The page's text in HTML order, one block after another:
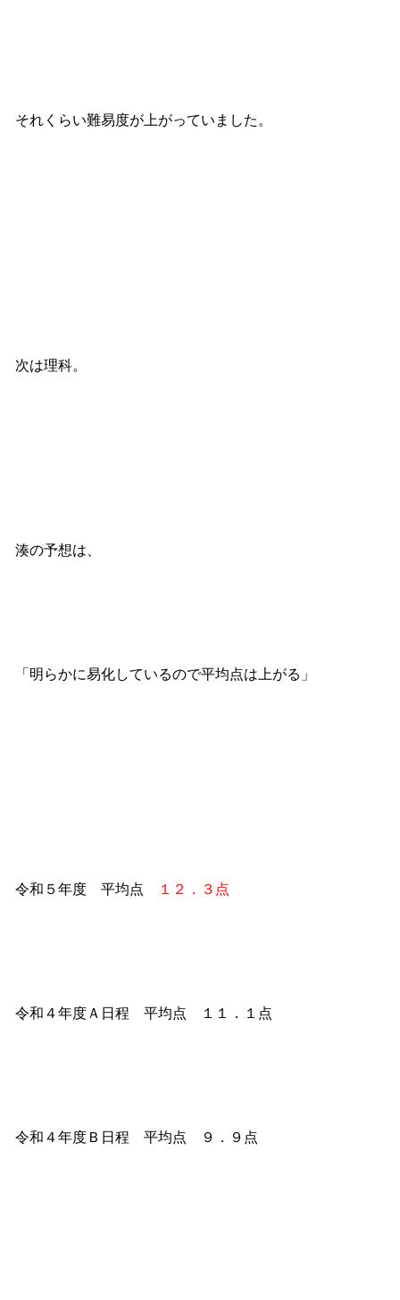
それくらい難易度が上がっていました。
次は理科。
湊の予想は、
「明らかに易化しているので平均点は上がる」
令和５年度 平均点 １２．３点
令和４年度Ａ日程 平均点 １１．１点
令和４年度Ｂ日程 平均点 ９．９点